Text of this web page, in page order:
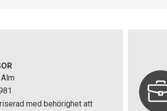
med behörighet att